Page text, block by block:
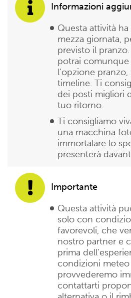
Informazioni
Questa attività
mezza giornata,
previsto il
potrai comunque
l’opzione
timeline. Ti
dei posti migliori
tuo ritorno.
Ti consigliamo
una macchina
immortalare lo
presenterà
Importante
Questa attività
solo con
favorevoli, che
nostro partner e
prima
condizioni
provvederemo
contattarti